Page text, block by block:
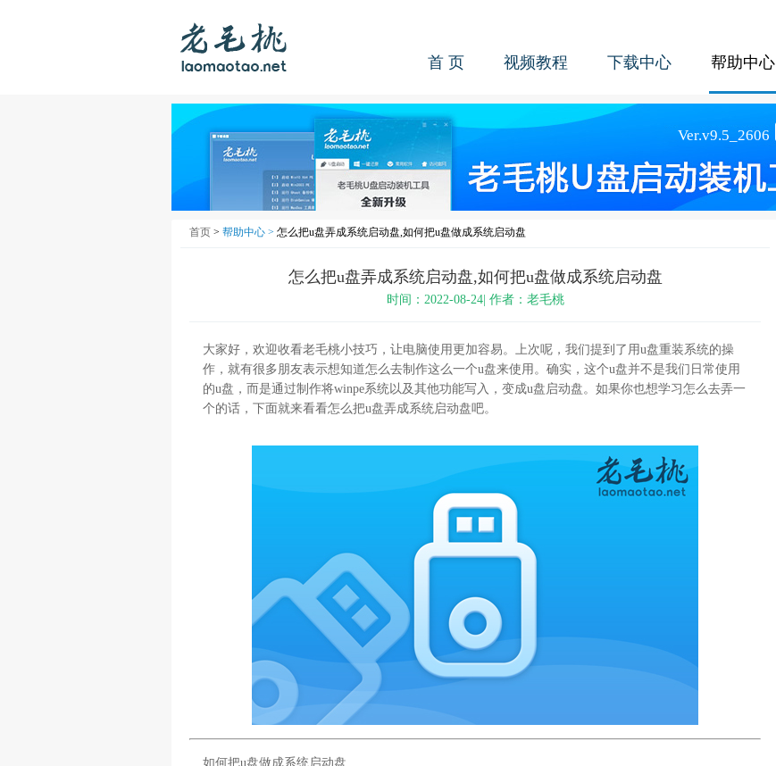
首 页 视频教程 下载中心 帮助中心
首页 > 帮助中心 > 怎么把u盘弄成系统启动盘,如何把u盘做成系统启动盘
怎么把u盘弄成系统启动盘,如何把u盘做成系统启动盘
时间：2022-08-24| 作者：老毛桃
大家好，欢迎收看老毛桃小技巧，让电脑使用更加容易。上次呢，我们提到了用u盘重装系统的操
作，就有很多朋友表示想知道怎么去制作这么一个u盘来使用。确实，这个u盘并不是我们日常使用
的u盘，而是通过制作将winpe系统以及其他功能写入，变成u盘启动盘。如果你也想学习怎么去弄一
个的话，下面就来看看怎么把u盘弄成系统启动盘吧。
如何把u盘做成系统启动盘